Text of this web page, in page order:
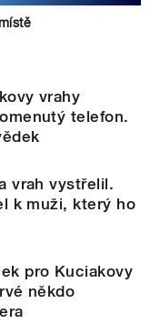
vrahy
telefon.
vrah vystřelil.
k muži, který ho
pro Kuciakovy
někdo